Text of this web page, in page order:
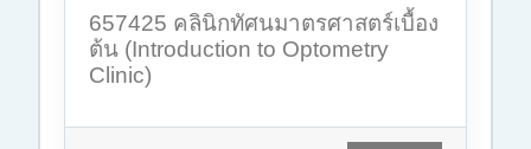
657425 คลินิกทัศนมาตรศาสตร์เบื้อง
ต้น (Introduction to Optometry
Clinic)